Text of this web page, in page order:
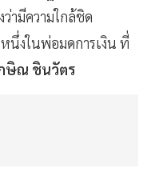
ามีความใกล้ชิด
นึ่งในพ่อมดการเงิน ที่
ษิณ ชินวัตร